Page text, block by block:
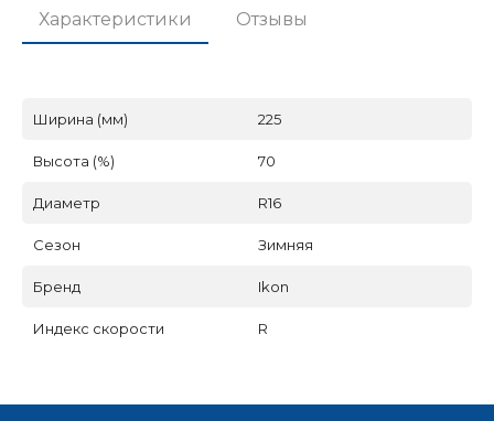
Характеристики Отзывы
Ширина (мм) 225
Высота (%) 70
Диаметр R16
Сезон Зимняя
Бренд Ikon
Индекс скорости R